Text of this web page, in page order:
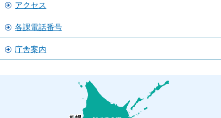
アクセス
各課電話番号
庁舎案内